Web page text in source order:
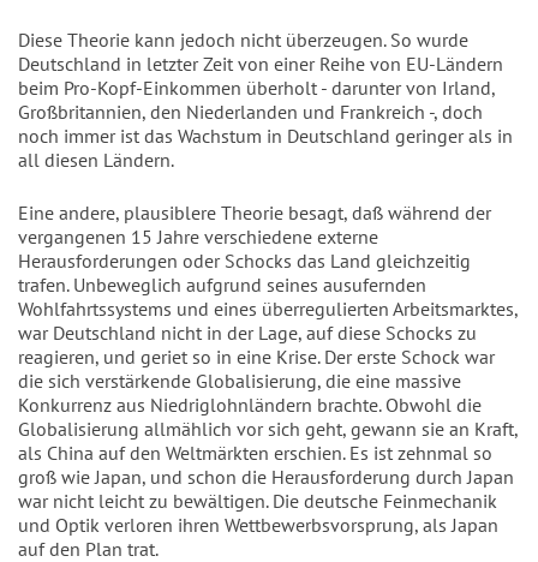
Diese Theorie kann jedoch nicht überzeugen. So wurde
Deutschland in letzter Zeit von einer Reihe von EU-Ländern
beim Pro-Kopf-Einkommen überholt - darunter von Irland,
Großbritannien, den Niederlanden und Frankreich -, doch
noch immer ist das Wachstum in Deutschland geringer als in
all diesen Ländern.
Eine andere, plausiblere Theorie besagt, daß während der
vergangenen 15 Jahre verschiedene externe
Herausforderungen oder Schocks das Land gleichzeitig
trafen. Unbeweglich aufgrund seines ausufernden
Wohlfahrtssystems und eines überregulierten Arbeitsmarktes,
war Deutschland nicht in der Lage, auf diese Schocks zu
reagieren, und geriet so in eine Krise. Der erste Schock war
die sich verstärkende Globalisierung, die eine massive
Konkurrenz aus Niedriglohnländern brachte. Obwohl die
Globalisierung allmählich vor sich geht, gewann sie an Kraft,
als China auf den Weltmärkten erschien. Es ist zehnmal so
groß wie Japan, und schon die Herausforderung durch Japan
war nicht leicht zu bewältigen. Die deutsche Feinmechanik
und Optik verloren ihren Wettbewerbsvorsprung, als Japan
auf den Plan trat.